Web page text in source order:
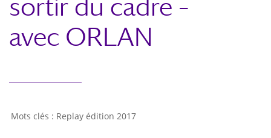
sortir du cadre –
avec ORLAN
Replay édition 2017